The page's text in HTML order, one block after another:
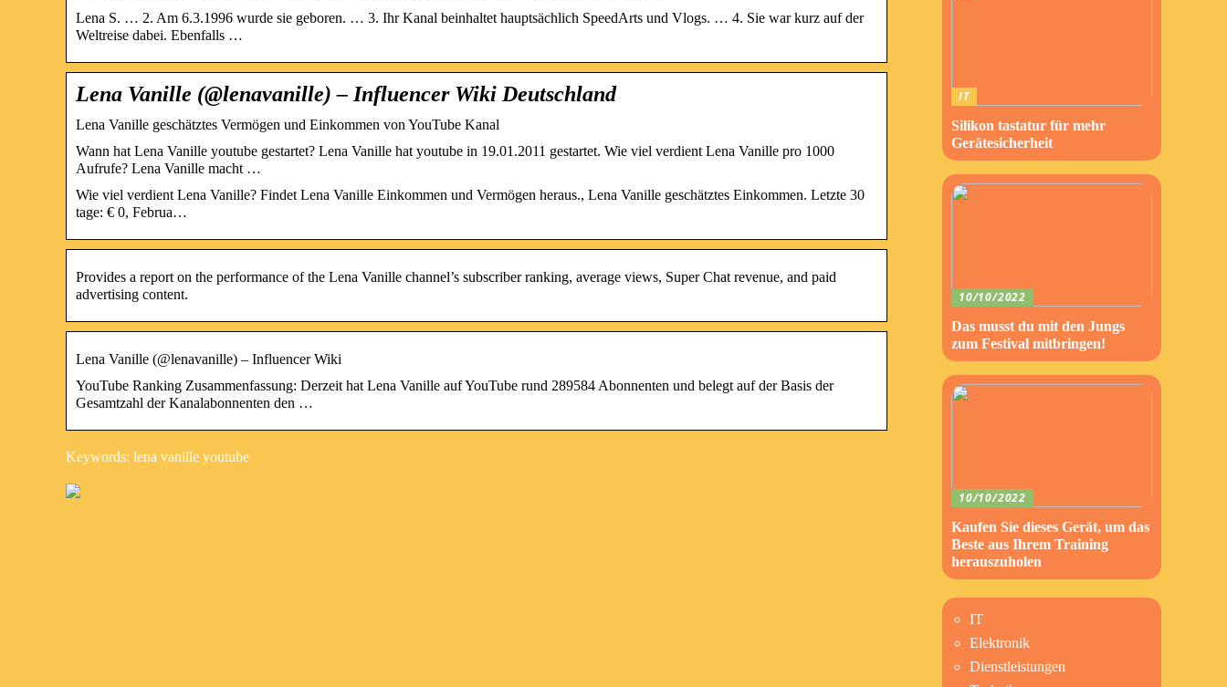
Lena S. … 2. Am 6.3.1996 wurde sie geboren. … 3. Ihr Kanal beinhaltet hauptsächlich SpeedArts und Vlogs. … 4. Sie war kurz auf der
Weltreise dabei. Ebenfalls …
Lena Vanille (@lenavanille) – Influencer Wiki Deutschland
Lena Vanille geschätztes Vermögen und Einkommen von YouTube Kanal
Wann hat Lena Vanille youtube gestartet? Lena Vanille hat youtube in 19.01.2011 gestartet. Wie viel verdient Lena Vanille pro 1000
Aufrufe? Lena Vanille macht …
Wie viel verdient Lena Vanille? Findet Lena Vanille Einkommen und Vermögen heraus., Lena Vanille geschätztes Einkommen. Letzte 30
tage: € 0, Februa…
Provides a report on the performance of the Lena Vanille channel’s subscriber ranking, average views, Super Chat revenue, and paid
advertising content.
Lena Vanille (@lenavanille) – Influencer Wiki
YouTube Ranking Zusammenfassung: Derzeit hat Lena Vanille auf YouTube rund 289584 Abonnenten und belegt auf der Basis der
Gesamtzahl der Kanalabonnenten den …
Keywords: lena vanille youtube
IT
Silikon tastatur für mehr
Gerätesicherheit
10/10/2022
Das musst du mit den Jungs
zum Festival mitbringen!
10/10/2022
Kaufen Sie dieses Gerät, um das
Beste aus Ihrem Training
herauszuholen
IT
Elektronik
Dienstleistungen